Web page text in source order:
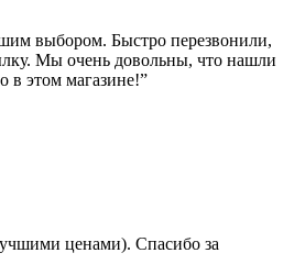
выбором. Быстро перезвонили,
Мы очень довольны, что нашли
в этом магазине!”
ценами). Спасибо за